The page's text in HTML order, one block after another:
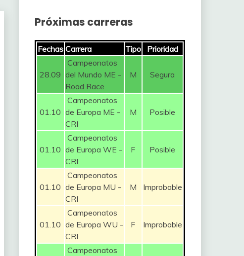
Próximas carreras
Fechas Carrera Tipo Prioridad
28.09
Campeonatos
del Mundo ME -
Road Race
M Segura
01.10
Campeonatos
de Europa ME -
CRI
M Posible
01.10
Campeonatos
de Europa WE -
CRI
F Posible
01.10
Campeonatos
de Europa MU -
CRI
M Improbable
01.10
Campeonatos
de Europa WU -
CRI
F Improbable
Campeonatos